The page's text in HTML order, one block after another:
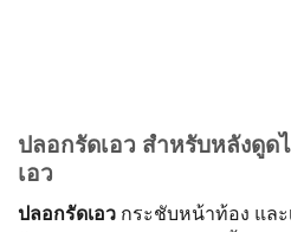
ปลอกรัดเอว สำหรับหลังดู
เอว
ปลอกรัดเอว กระชับหน้าท้อง แล